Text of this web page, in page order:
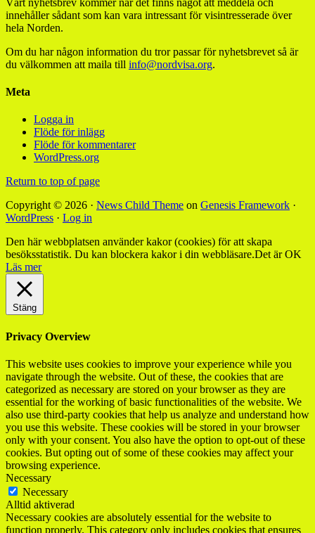
innehåller sådant som kan vara intressant för visintresserade över
hela Norden.
Om du har någon information du tror passar för nyhetsbrevet så är
du välkommen att maila till info@nordvisa.org.
Meta
Logga in
Flöde för inlägg
Flöde för kommentarer
WordPress.org
Return to top of page
Copyright © 2026 · News Child Theme on Genesis Framework ·
WordPress · Log in
Den här webbplatsen använder kakor (cookies) för att skapa
besöksstatistik. Du kan blockera kakor i din webbläsare.Det är OK
Läs mer
Stäng
Privacy Overview
This website uses cookies to improve your experience while you
navigate through the website. Out of these, the cookies that are
categorized as necessary are stored on your browser as they are
essential for the working of basic functionalities of the website. We
also use third-party cookies that help us analyze and understand how
you use this website. These cookies will be stored in your browser
only with your consent. You also have the option to opt-out of these
cookies. But opting out of some of these cookies may affect your
browsing experience.
Necessary
Necessary
Alltid aktiverad
Necessary cookies are absolutely essential for the website to
function properly. This category only includes cookies that ensures